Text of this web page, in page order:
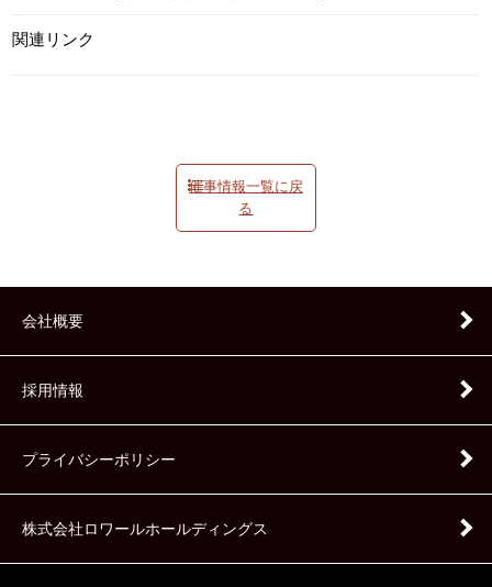
関連リンク
催事情報一覧に戻
る
会社概要
採用情報
プライバシーポリシー
株式会社ロワールホールディングス